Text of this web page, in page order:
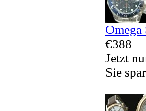
€388
Jetzt
Sie